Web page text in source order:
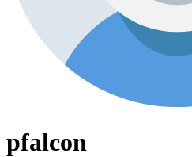
pfalcon